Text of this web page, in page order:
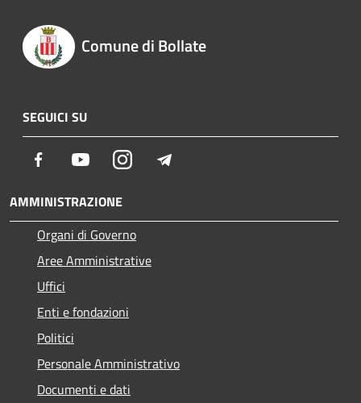
Comune di Bollate
SEGUICI SU
Facebook YoutubeInstagram
AMMINISTRAZIONE
Organi di Governo
Aree Amministrative
Uffici
Enti e fondazioni
Politici
Personale Amministrativo
Documenti e dati